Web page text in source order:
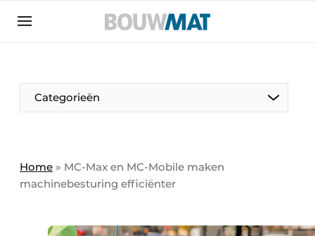
Aanmelden
Bedrijven
Bedrijven
Contact
Evenement aanmelden
Categorieën
Home » MC-Max en MC-Mobile maken
machinebesturing efficiënter